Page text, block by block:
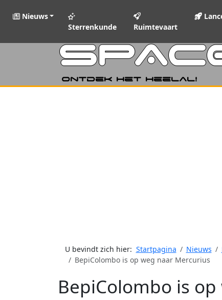
Nieuws
Sterrenkunde
Ruimtevaart
Ontdek het heelal!
U bevindt zich hier: Startpagina Nieuws
BepiColombo is op weg naar Mercurius
BepiColombo is